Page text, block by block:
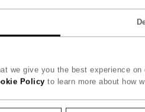
we give you the best experience
Policy to learn more about how
var udgivet den . Bookmarkpermalink.